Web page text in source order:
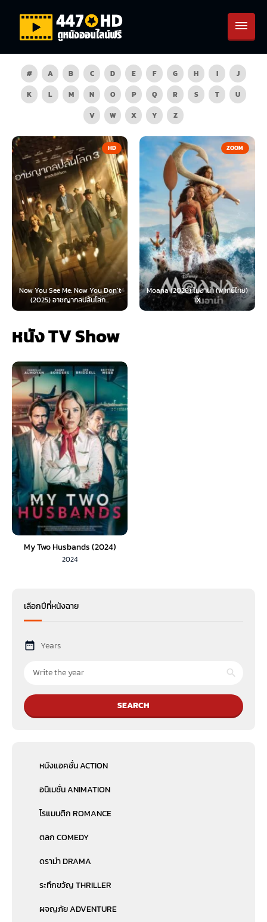
# A B C D E F G H I
J
K
L M N O P Q R S T
U
V
W X Y Z
HD
Now You See Me: Now You Don’t
(2025) อาชญากลปล้นโลก...
ZOOM
Moana (2026) โมอาน่า (พากย์ไทย)
1X
หนัง TV Show
My Two Husbands (2024)
2024
เลือกปีที่หนังฉาย
Years
SEARCH
หนังแอคชั่น ACTION
อนิเมชั่น ANIMATION
โรแมนติก ROMANCE
ตลก COMEDY
ดราม่า DRAMA
ระทึกขวัญ THRILLER
ผจญภัย ADVENTURE